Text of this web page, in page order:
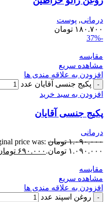
درمانی, پوست
۱۸۰.۷۰۰ تومان
-37%
مقایسه
مشاهده سریع
افزودن به علاقه مندی ها
پکیج جنسی آقایان عدد
افزودن به سبد خرید
پکیج جنسی آقایان
درمانی
۱.۰۹۰.۰۰۰ تومان price was:
۱.۰۹۰.۰۰۰ تومان.
۶۹۰.۰۰۰
مقایسه
مشاهده سریع
افزودن به علاقه مندی ها
روغن اسپند عدد